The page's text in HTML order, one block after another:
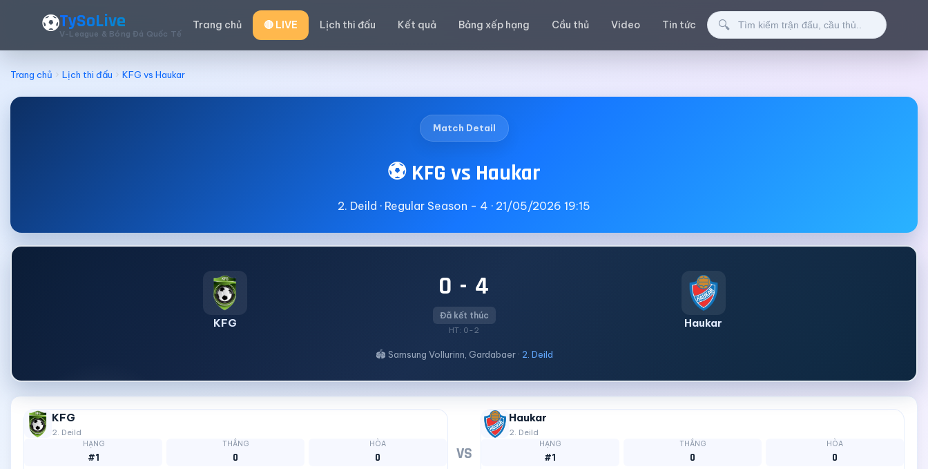
⚽TySoLive
V-League & Bóng Đá Quốc Tế
Trang chủ 🔴 LIVE Lịch thi đấu Kết quả Bảng xếp hạng Cầu thủ Video Tin tức Tìm kiếm
🔍
Trang chủ Lịch thi đấu KFG vs Haukar
Match Detail
⚽ KFG vs Haukar
2. Deild · Regular Season - 4 · 21/05/2026 19:15
KFG
0 - 4
Đã kết thúc
HT: 0-2
Haukar
🏟 Samsung Vollurinn, Gardabaer · 2. Deild
KFG
2. Deild
HẠNG
#1
THẮNG
0
HÒA
0 VS
Haukar
2. Deild
HẠNG
#1
THẮNG
0
HÒA
0